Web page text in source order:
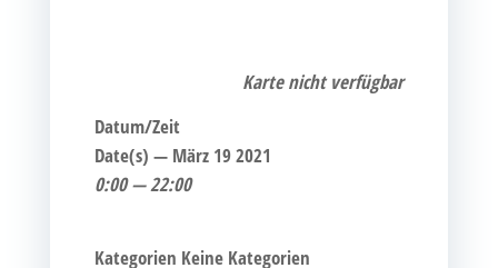
Kar­te nicht verfügbar
Datum/Zeit
Date(s) — März 19 2021
0:00 — 22:00
Kate­go­rien Kei­ne Kategorien